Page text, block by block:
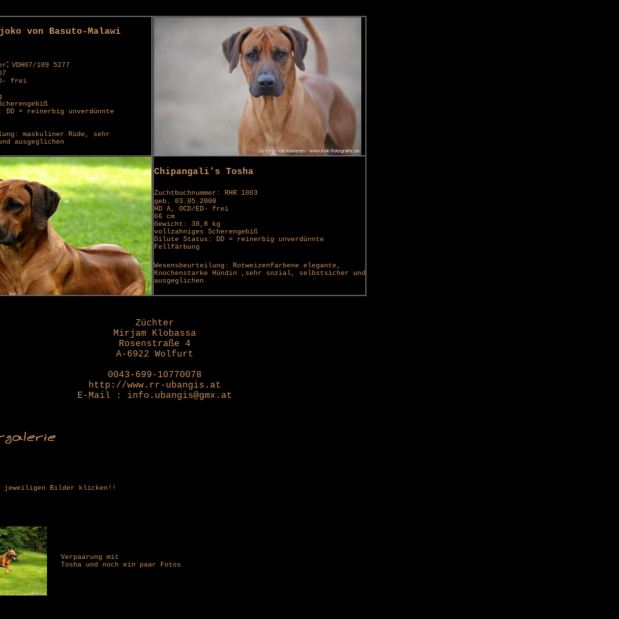
von Basuto-Malawi
: VDH07/109 5277
frei
= reinerbig unverdünnte
maskuliner Rüde, sehr
ausgeglichen
Chipangali's Tosha
Zuchtbuchnummer: RHR 1003
geb. 03.05.2008
HD A, OCD/ED- frei
66 cm
Gewicht: 38,8 kg
vollzahniges Scherengebiß
Dilute Status: DD = reinerbig unverdünnte
Fellfärbung
Wesensbeurteilung: Rotweizenfarbene elegante,
Knochenstarke Hündin ,sehr sozial, selbstsicher und
ausgeglichen
Züchter
Mirjam Klobassa
Rosenstraße 4
A-6922 Wolfurt
0043-699-10770078
http://www.rr-ubangis.at
E-Mail : info.ubangis@gmx.at
Bilder klicken!!
Verpaarung mit
Tosha und noch ein paar Fotos